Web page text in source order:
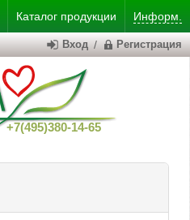
Каталог продукции Информ.
+7(495)380-14-65
Вход / Регистрация